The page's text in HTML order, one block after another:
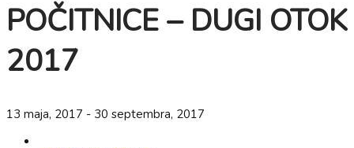
POČITNICE – DUGI OTOK
2017
13 maja, 2017 - 30 septembra, 2017